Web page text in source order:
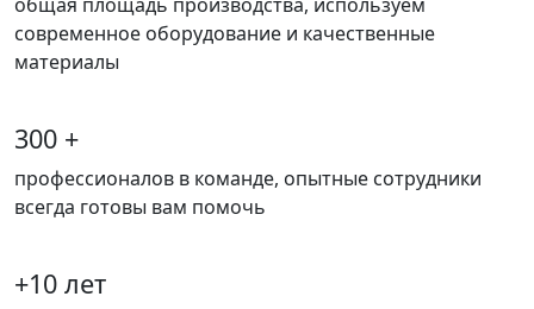
современное оборудование и качественные
материалы
300 +
профессионалов в команде, опытные сотрудники
всегда готовы вам помочь
+10 лет